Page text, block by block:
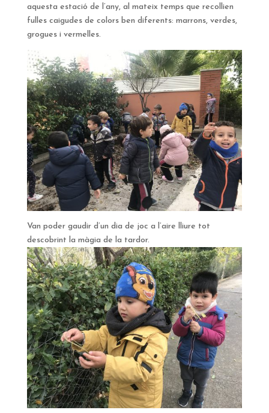
aquesta estació de l’any, al mateix temps que recollien
fulles caigudes de colors ben diferents: marrons, verdes,
grogues i vermelles.
Van poder gaudir d’un dia de joc a l’aire lliure tot
descobrint la màgia de la tardor.